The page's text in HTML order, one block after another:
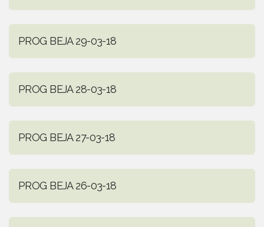
PROG BEJA 29-03-18
PROG BEJA 28-03-18
PROG BEJA 27-03-18
PROG BEJA 26-03-18